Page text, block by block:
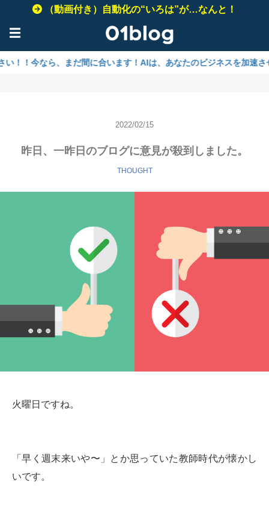
（動画付き）自動化の“いろは”が…なんと！
☰
、まだ間に合います！AIは、あなたのビジネスを加速させるため
2022/02/15
昨日、一昨日のブログに意見が殺到しました。
THOUGHT
火曜日ですね。
「早く週末来いや〜」とか思っていた教師時代が懐かし
いです。